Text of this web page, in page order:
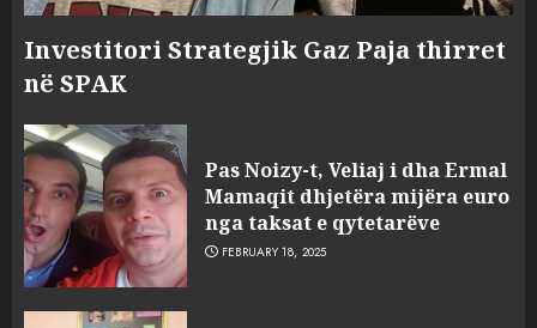
Investitori Strategjik Gaz Paja thirret
në SPAK
Pas Noizy-t, Veliaj i dha Ermal
Mamaqit dhjetëra mijëra euro
nga taksat e qytetarëve
FEBRUARY 18, 2025